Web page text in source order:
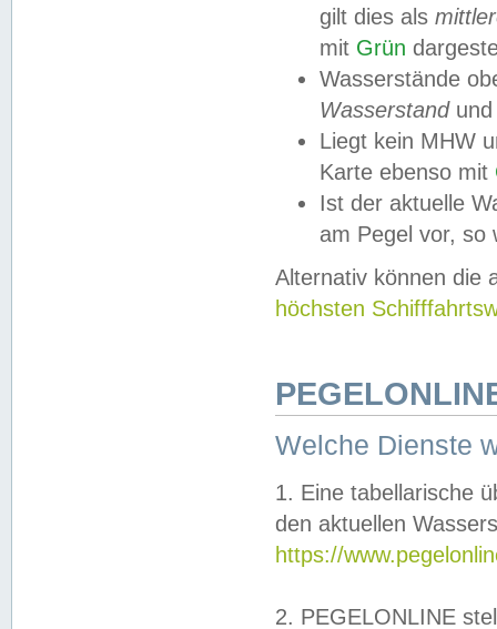
gilt dies als
mit Grün
Wasserstände
Wasserstandund
Liegt kein MHW
Karte ebenso mit
Ist der aktuelle
am Pegel vor,
Alternativ können die
höchsten
Welche Dienste
1. Eine tabellarische
den aktuellen
https://
2. PEGELONLINE